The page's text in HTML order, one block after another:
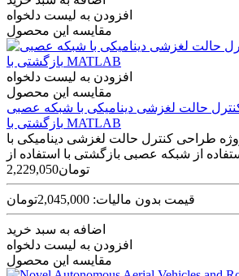
افزودن به لیست دلخواه
مقایسه این محصول
افزودن به لیست دلخواه
مقایسه این محصول
حالت لغزشی دینامیکی با شبکه عصبی
بازگشتی با MATLAB
طراحی کنترل حالت لغزشی دینامیکی با
2,229,050تومان
قیمت بدون مالیات: 2,045,000تومان
اضافه به سبد خرید
افزودن به لیست دلخواه
مقایسه این محصول